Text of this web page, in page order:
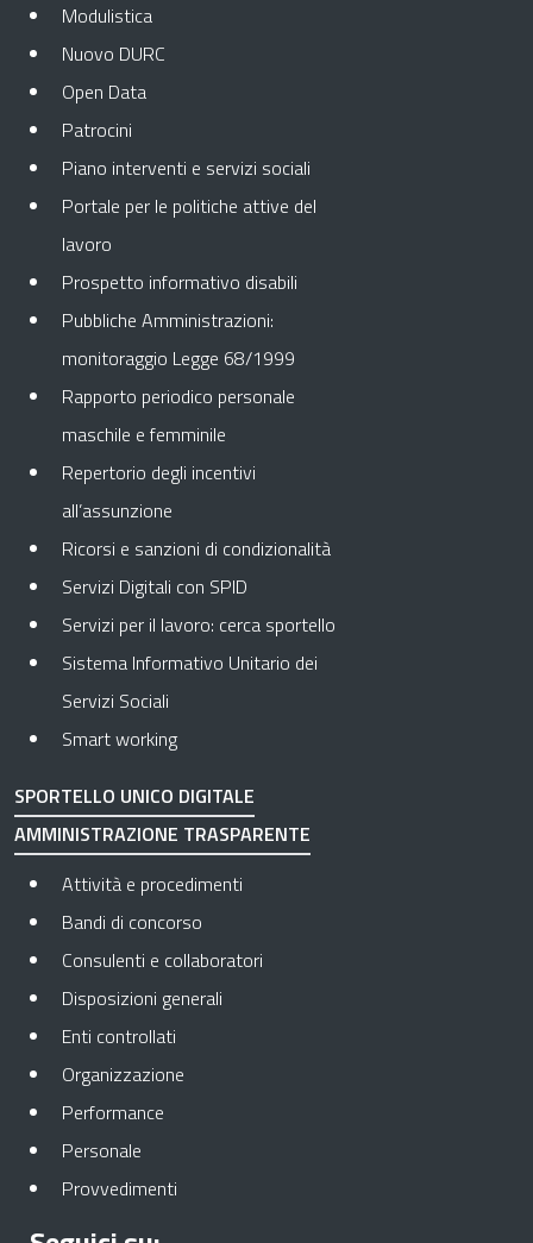
Modulistica
Nuovo DURC
Open Data
Patrocini
Piano interventi e servizi sociali
Portale per le politiche attive del
lavoro
Prospetto informativo disabili
Pubbliche Amministrazioni:
monitoraggio Legge 68/1999
Rapporto periodico personale
maschile e femminile
Repertorio degli incentivi
all’assunzione
Ricorsi e sanzioni di condizionalità
Servizi Digitali con SPID
Servizi per il lavoro: cerca sportello
Sistema Informativo Unitario dei
Servizi Sociali
Smart working
SPORTELLO UNICO DIGITALE
AMMINISTRAZIONE TRASPARENTE
Attività e procedimenti
Bandi di concorso
Consulenti e collaboratori
Disposizioni generali
Enti controllati
Organizzazione
Performance
Personale
Provvedimenti